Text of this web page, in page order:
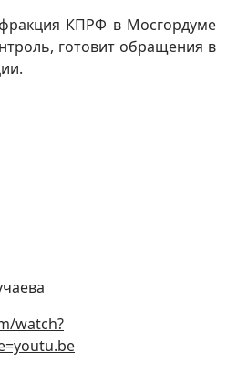
КПРФ в Мосгордуме
готовит обращения в
watch?